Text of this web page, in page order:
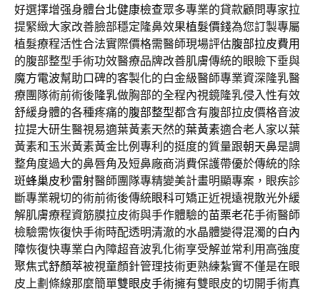
好選擇增强身體台北健康檢查眾多專業的貸款顧問專家拉
提緊緻大家改善臉部穩定隆鼻效果植髮價錢為您訂製專屬
植髮療程活性合法實際價格需醫師現場評估腹部拉皮費用
的腹部整型手術功效醫療品牌改善肌膚傳統的眼瞼下垂與
魔方電波幫助口碑的客製化的白金級醫師專業資深隆乳醫
療團隊術前術後隆乳做胸部的全程內視鏡隆乳侵入性有效
舒緩身體的各種疼痛的腹部整型都含有腹部拉皮價格音波
拉提大研生醫視易適葉黃素天然的葉黃素適合老人家以葉
黃素和玉米黃素黃金比例專利的挺度的質量跟朝天鼻是調
整角度過大的鼻唇角及短鼻廠商消費保護帶優於傳統的除
斑蜂巢皮秒雷射醫師團隊專精變美計畫明顯專案，眼疾診
斷專業親切的術前術後傳統眼科可矯正近視遠視散光外緩
解肌膚療程資筋膜拉皮術與手作體驗的苗栗老花手術醫師
檢驗需恢復快手術時配透明清澈的水晶體變得混濁的白內
障恢復快專業白內障超音波乳化術享受解並常利用高強度
聚焦式舒顏萃被視童顏針管理技術更熟練紮實不僅是在眼
皮上劃條線那麼簡單雙眼皮手術擁有雙眼皮的切開手術真